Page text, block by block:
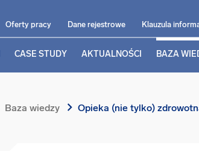
Oferty pracy Dane rejestrowe Klauzula
CASE STUDY AKTUALNOŚCI BAZA
Baza wiedzy chevron_right Opieka (nie tylko)